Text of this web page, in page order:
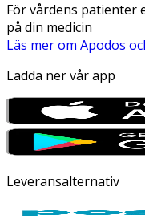
För vårdens patienter
på din medicin
Läs mer om Apodos
Ladda ner vår app
Leveransalternativ